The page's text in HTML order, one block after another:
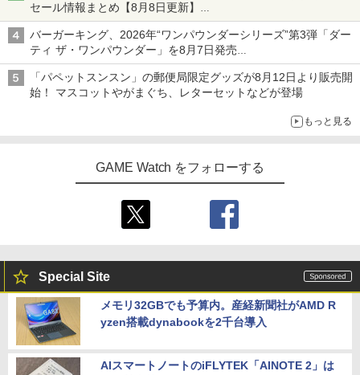
セール情報まとめ【8月8日更新】
ニンテンドーeショップでは「大神 絶景版」が67%オフで990円
バーガーキング、2026年“ワンパウンダーシリーズ”第3弾「ダー
ティ ザ・ワンパウンダー」を8月7日発売
「特製ガーリックマヨソース」を使用した超大型チーズバーガー
「パペットスンスン」の郵便局限定グッズが8月12日より販売開
始！ マスコットやがまぐち、レターセットなどが登場
もっと見る
GAME Watch をフォローする
Special Site
メモリ32GBでも予算内。産経新聞社がAMD R
yzen搭載dynabookを2千台導入
AIスマートノートのiFLYTEK「AINOTE 2」は